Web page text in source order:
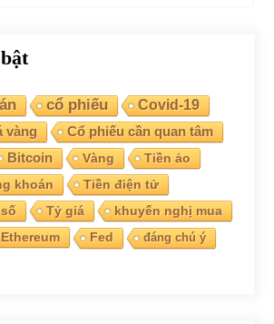
cổ phiếu
Covid-19
vàng Cổ phiếu cần quan tâm
Bitcoin Vàng
Tiền ảo
khoán
Tiền điện tử
Tỷ giá
khuyến nghị mua
Ethereum Fed
đáng chú ý